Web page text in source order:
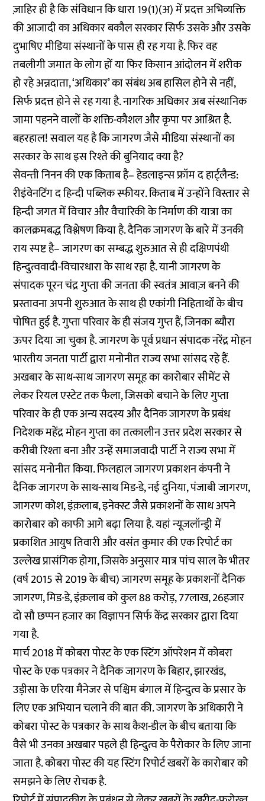
ज़ाहिर ही है कि संविधान कि धारा 19(1)(अ) में प्रदत्त अभिव्यक्ति
की आजादी का अधिकार बकौल सरकार सिर्फ उसके और उसके
दुभाषिए मीडिया संस्थानों के पास ही रह गया है. फिर वह
तबलीगी जमात के लोग हों या फिर किसान आंदोलन में शरीक
हो रहे अन्नदाता, ‘अधिकार’ का संबंध अब हासिल होने से नहीं,
सिर्फ प्रदत्त होने से रह गया है. नागरिक अधिकार अब संस्थानिक
जामा पहनने वालों के शक्ति-कौशल और कृपा पर आश्रित है.
बहरहाल! सवाल यह है कि जागरण जैसे मीडिया संस्थानों का
सरकार के साथ इस रिश्ते की बुनियाद क्या है?
सेवन्ती निनन की एक किताब है– हेडलाइन्स फ्रॉम द हार्ट्लैन्ड:
रीइंवेनटिंग द हिन्दी पब्लिक स्फीयर. किताब में उन्होंने विस्तार से
हिन्दी जगत में विचार और वैचारिकी के निर्माण की यात्रा का
कालक्रमबद्ध विश्लेषण किया है. दैनिक जागरण के बारे में उनकी
राय स्पष्ट है– जागरण का सम्बद्ध शुरुआत से ही दक्षिणपंथी
हिन्दुत्ववादी-विचारधारा के साथ रहा है. यानी जागरण के
संपादक पूरन चंद्र गुप्ता की जनता की स्वतंत्र आवाज़ बनने की
प्रस्तावना अपनी शुरुआत के साथ ही एकांगी निहितार्थों के बीच
पोषित हुई है. गुप्ता परिवार के ही संजय गुप्त हैं, जिनका ब्यौरा
ऊपर दिया जा चुका है. जागरण के पूर्व प्रधान संपादक नरेंद्र मोहन
भारतीय जनता पार्टी द्वारा मनोनीत राज्य सभा सांसद रहे हैं.
अखबार के साथ-साथ जागरण समूह का कारोबार सीमेंट से
लेकर रियल एस्टेट तक फैला, जिसको बचाने के लिए गुप्ता
परिवार के ही एक अन्य सदस्य और दैनिक जागरण के प्रबंध
निदेशक महेंद्र मोहन गुप्ता का तत्कालीन उत्तर प्रदेश सरकार से
करीबी रिश्ता बना और उन्हें समाजवादी पार्टी ने राज्य सभा में
सांसद मनोनीत किया. फिलहाल जागरण प्रकाशन कंपनी ने
दैनिक जागरण के साथ-साथ मिड-डे, नई दुनिया, पंजाबी जागरण,
जागरण कोश, इंक़लाब, इनेक्स्ट जैसे प्रकाशनों के साथ अपने
कारोबार को काफी आगे बढ़ा लिया है. यहां न्यूजलॉन्ड्री में
प्रकाशित आयुष तिवारी और वसंत कुमार की एकरिपोर्टका
उल्लेख प्रासंगिक होगा, जिसके अनुसार मात्र पांच साल के भीतर
(वर्ष 2015 से 2019 के बीच) जागरण समूह के प्रकाशनों दैनिक
जागरण, मिड-डे, इंक़लाब को कुल 88 करोड़, 77लाख, 26हजार
दो सौ छप्पन हजार का विज्ञापन सिर्फ केंद्र सरकार द्वारा दिया
गया है.
मार्च 2018 में कोबरा पोस्ट के एक स्टिंग ऑपरेशन में कोबरा
पोस्ट के एक पत्रकार ने दैनिक जागरण के बिहार, झारखंड,
उड़ीसा के एरिया मैनेजर से पश्चिम बंगाल में हिन्दुत्व के प्रसार के
लिए एक अभियान चलाने की बात की. जागरण के अधिकारी ने
कोबरा पोस्ट के पत्रकार के साथ कैश-डील के बीच बताया कि
वैसे भी उनका अखबार पहले ही हिन्दुत्व के पैरोकार के लिए जाना
जाता है. कोबरा पोस्ट की यह स्टिंग रिपोर्ट खबरों के कारोबार को
समझने के लिए रोचक है.